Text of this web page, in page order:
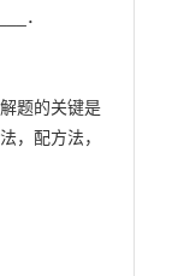
．
题的关键是
，配方法，